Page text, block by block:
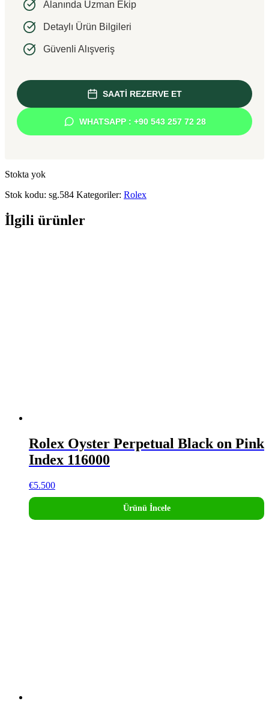
Alanında Uzman Ekip
Detaylı Ürün Bilgileri
Güvenli Alışveriş
SAATİ REZERVE ET
WHATSAPP : +90 543 257 72 28
Stokta yok
Stok kodu: sg.584 Kategoriler: Rolex
İlgili ürünler
Rolex Oyster Perpetual Black on Pink
Index 116000
€5.500
Ürünü İncele